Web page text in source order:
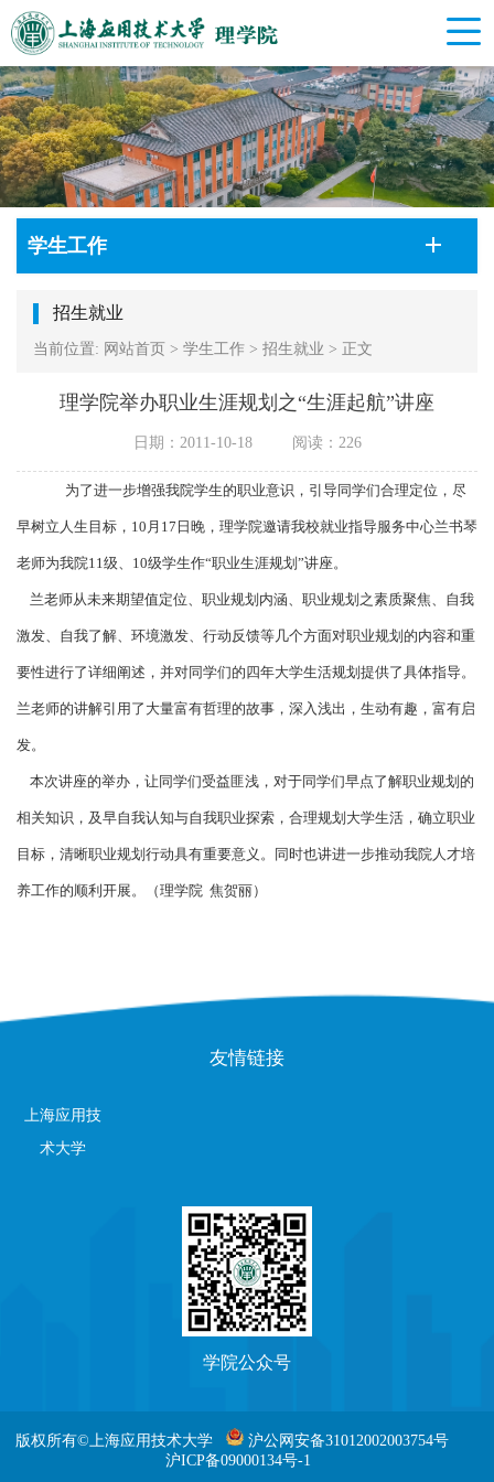
学生工作
招生就业
当前位置: 网站首页 > 学生工作 > 招生就业 > 正文
理学院举办职业生涯规划之“生涯起航”讲座
日期：2011-10-18 阅读： 226
为了进一步增强我院学生的职业意识，引导同学们合理定位，尽
早树立人生目标，10月17日晚，理学院邀请我校就业指导服务中心兰书琴
老师为我院11级、10级学生作“职业生涯规划”讲座。
兰老师从未来期望值定位、职业规划内涵、职业规划之素质聚焦、自我
激发、自我了解、环境激发、行动反馈等几个方面对职业规划的内容和重
要性进行了详细阐述，并对同学们的四年大学生活规划提供了具体指导。
兰老师的讲解引用了大量富有哲理的故事，深入浅出，生动有趣，富有启
发。
本次讲座的举办，让同学们受益匪浅，对于同学们早点了解职业规划的
相关知识，及早自我认知与自我职业探索，合理规划大学生活，确立职业
目标，清晰职业规划行动具有重要意义。同时也讲进一步推动我院人才培
养工作的顺利开展。（理学院 焦贺丽）
友情链接
上海应用技
术大学
学院公众号
版权所有©上海应用技术大学
沪公网安备31012002003754号
沪ICP备09000134号-1